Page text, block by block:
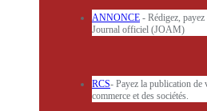
ANNONCE - Rédigez,
Journal officiel (JOAM)
RCS- Payez la publication de
commerce et des sociétés.